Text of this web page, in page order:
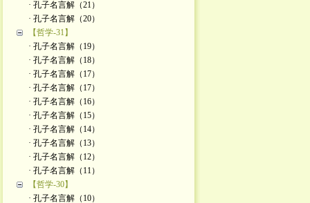
· 孔子名言解（21）
· 孔子名言解（20）
【哲学-31】
· 孔子名言解（19）
· 孔子名言解（18）
· 孔子名言解（17）
· 孔子名言解（17）
· 孔子名言解（16）
· 孔子名言解（15）
· 孔子名言解（14）
· 孔子名言解（13）
· 孔子名言解（12）
· 孔子名言解（11）
【哲学-30】
· 孔子名言解（10）